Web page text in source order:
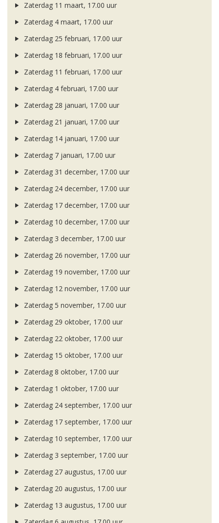
Zaterdag 11 maart, 17.00 uur
Zaterdag 4 maart, 17.00 uur
Zaterdag 25 februari, 17.00 uur
Zaterdag 18 februari, 17.00 uur
Zaterdag 11 februari, 17.00 uur
Zaterdag 4 februari, 17.00 uur
Zaterdag 28 januari, 17.00 uur
Zaterdag 21 januari, 17.00 uur
Zaterdag 14 januari, 17.00 uur
Zaterdag 7 januari, 17.00 uur
Zaterdag 31 december, 17.00 uur
Zaterdag 24 december, 17.00 uur
Zaterdag 17 december, 17.00 uur
Zaterdag 10 december, 17.00 uur
Zaterdag 3 december, 17.00 uur
Zaterdag 26 november, 17.00 uur
Zaterdag 19 november, 17.00 uur
Zaterdag 12 november, 17.00 uur
Zaterdag 5 november, 17.00 uur
Zaterdag 29 oktober, 17.00 uur
Zaterdag 22 oktober, 17.00 uur
Zaterdag 15 oktober, 17.00 uur
Zaterdag 8 oktober, 17.00 uur
Zaterdag 1 oktober, 17.00 uur
Zaterdag 24 september, 17.00 uur
Zaterdag 17 september, 17.00 uur
Zaterdag 10 september, 17.00 uur
Zaterdag 3 september, 17.00 uur
Zaterdag 27 augustus, 17.00 uur
Zaterdag 20 augustus, 17.00 uur
Zaterdag 13 augustus, 17.00 uur